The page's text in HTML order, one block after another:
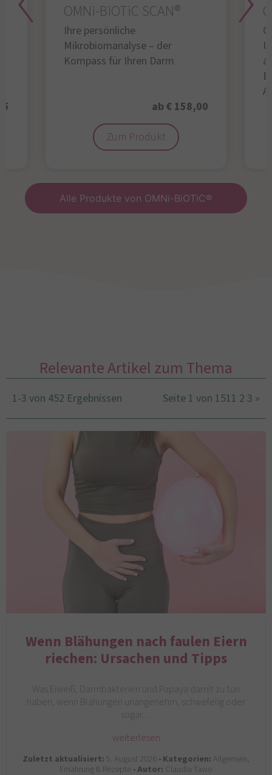
OMNi-BiOTiC SCAN®
Ihre persönliche
Mikrobiomanalyse – der
Kompass für Ihren Darm
ab € 158,00
Zum Produkt
Alle Produkte von OMNi-BiOTiC®
Relevante Artikel zum Thema
1-3 von 452 Ergebnissen Seite 1 von 1511 2 3 »
Wenn Blähungen nach faulen Eiern
riechen: Ursachen und Tipps
Was Eiweiß, Darmbakterien und Papaya damit zu tun
haben, wenn Blähungen unangenehm, schwefelig oder
sogar…
weiterlesen
Zuletzt aktualisiert: 5. August 2026 •Kategorien: Allgemein,
Ernährung & Rezepte •Autor: Claudia Tawo